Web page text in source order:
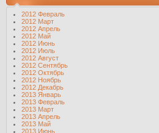
2012 Февраль
2012 Март
2012 Апрель
2012 Май
2012 Июнь
2012 Июль
2012 Август
2012 Сентябрь
2012 Октябрь
2012 Ноябрь
2012 Декабрь
2013 Январь
2013 Февраль
2013 Март
2013 Апрель
2013 Май
2013 Июнь